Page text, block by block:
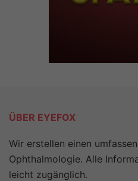
ÜBER EYEFOX
Wir erstellen einen
Ophthalmologie. Alle
leicht zugänglich.